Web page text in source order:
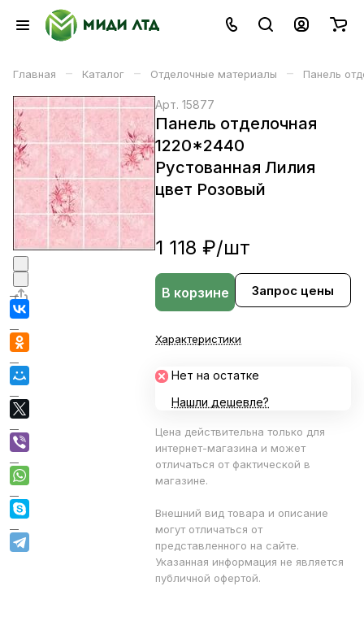
Главная – Каталог – Отделочные материалы – Панель
Арт. 15877
Панель отделочная
1220*2440
Рустованная Лилия
цвет Розовый
1 118 ₽/шт
Запрос цены
В корзине
Характеристики
Нет на остатке
Нашли дешевле?
Цена действительна только для
интернет-магазина и может
отличаться от фактической в
магазине.
Внешний вид товара и описание
могут отличаться от
представленного на сайте.
Указанная информация не является
публичной офертой.